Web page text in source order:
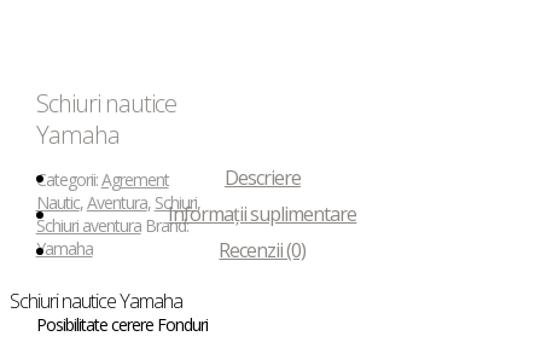
Schiuri nautice
Yamaha
Categorii:Agrement
Nautic,Aventura, Schiuri,
Schiuri aventura Brand:
Yamaha
Posibilitate cerere Fonduri
Descriere
Informații suplimentare
Recenzii (0)
Schiuri nautice Yamaha